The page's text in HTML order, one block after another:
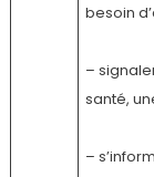
besoin
–
santé,
–